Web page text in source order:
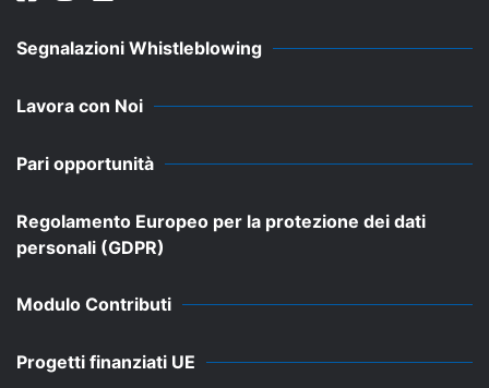
Segnalazioni Whistleblowing
Lavora con Noi
Pari opportunità
Regolamento Europeo per la protezione dei dati
personali (GDPR)
Modulo Contributi
Progetti finanziati UE